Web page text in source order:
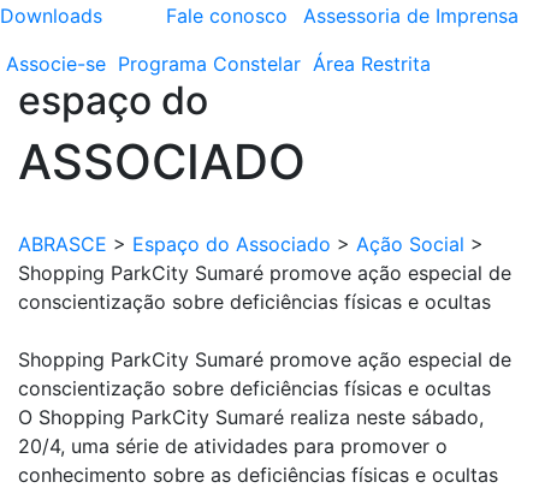
Downloads
Fale conosco
Assessoria de Imprensa
Associe-se Programa Constelar Área Restrita
espaço do
ASSOCIADO
ABRASCE > Espaço do Associado > Ação Social >
Shopping ParkCity Sumaré promove ação especial de
conscientização sobre deficiências físicas e ocultas
Shopping ParkCity Sumaré promove ação especial de
conscientização sobre deficiências físicas e ocultas
O Shopping ParkCity Sumaré realiza neste sábado,
20/4, uma série de atividades para promover o
conhecimento sobre as deficiências físicas e ocultas